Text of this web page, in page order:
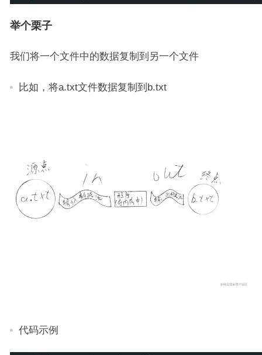
举个栗子
我们将一个文件中的数据复制到另一个文件
比如，将a.txt文件数据复制到b.txt
代码示例